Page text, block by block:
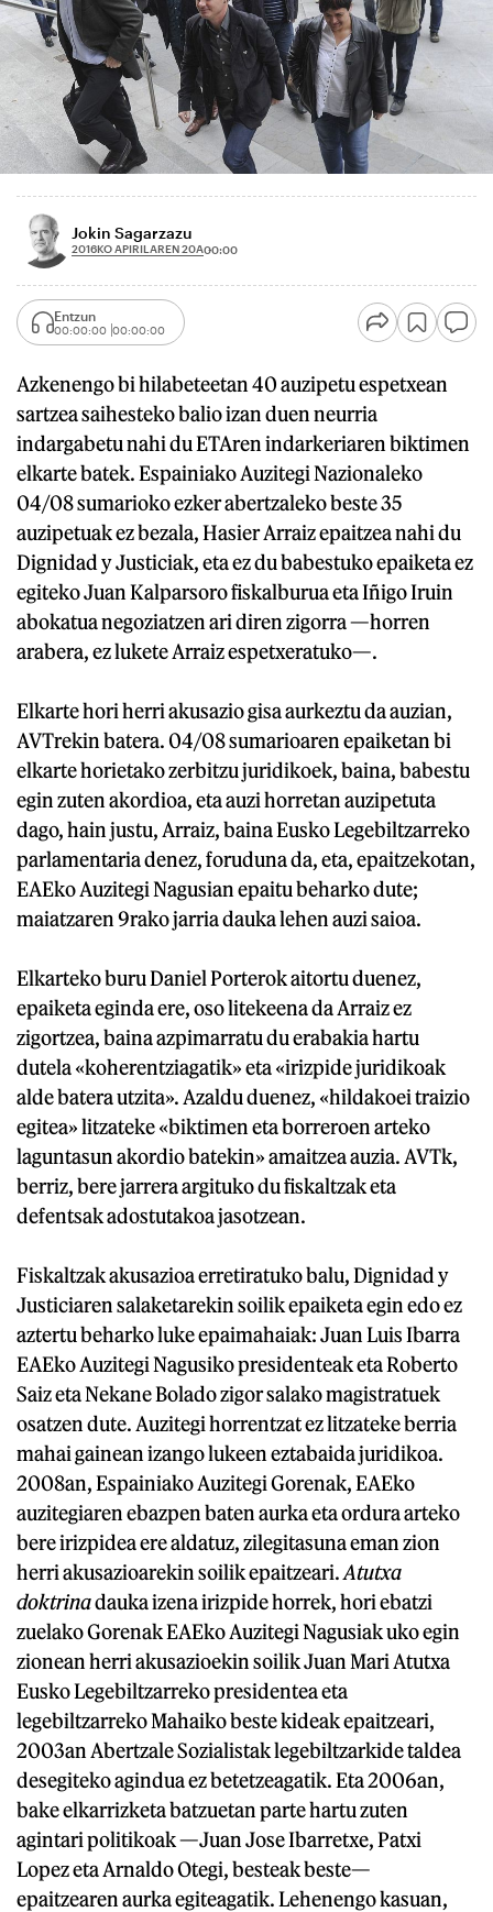
Jokin Sagarzazu
2016KO APIRILAREN 20A00:00
Entzun
00:00:00 00:00:00
Azkenengo bi hilabeteetan 40 auzipetu espetxean
sartzea saihesteko balio izan duen neurria
indargabetu nahi du ETAren indarkeriaren biktimen
elkarte batek. Espainiako Auzitegi Nazionaleko
04/08 sumarioko ezker abertzaleko beste 35
auzipetuak ez bezala, Hasier Arraiz epaitzea nahi du
Dignidad y Justiciak, eta ez du babestuko epaiketa ez
egiteko Juan Kalparsoro fiskalburua eta Iñigo Iruin
abokatua negoziatzen ari diren zigorra —horren
arabera, ez lukete Arraiz espetxeratuko—.
Elkarte hori herri akusazio gisa aurkeztu da auzian,
AVTrekin batera. 04/08 sumarioaren epaiketan bi
elkarte horietako zerbitzu juridikoek, baina, babestu
egin zuten akordioa, eta auzi horretan auzipetuta
dago, hain justu, Arraiz, baina Eusko Legebiltzarreko
parlamentaria denez, foruduna da, eta, epaitzekotan,
EAEko Auzitegi Nagusian epaitu beharko dute;
maiatzaren 9rako jarria dauka lehen auzi saioa.
Elkarteko buru Daniel Porterok aitortu duenez,
epaiketa eginda ere, oso litekeena da Arraiz ez
zigortzea, baina azpimarratu du erabakia hartu
dutela «koherentziagatik» eta «irizpide juridikoak
alde batera utzita». Azaldu duenez, «hildakoei traizio
egitea» litzateke «biktimen eta borreroen arteko
laguntasun akordio batekin» amaitzea auzia. AVTk,
berriz, bere jarrera argituko du fiskaltzak eta
defentsak adostutakoa jasotzean.
Fiskaltzak akusazioa erretiratuko balu, Dignidad y
Justiciaren salaketarekin soilik epaiketa egin edo ez
aztertu beharko luke epaimahaiak: Juan Luis Ibarra
EAEko Auzitegi Nagusiko presidenteak eta Roberto
Saiz eta Nekane Bolado zigor salako magistratuek
osatzen dute. Auzitegi horrentzat ez litzateke berria
mahai gainean izango lukeen eztabaida juridikoa.
2008an, Espainiako Auzitegi Gorenak, EAEko
auzitegiaren ebazpen baten aurka eta ordura arteko
bere irizpidea ere aldatuz, zilegitasuna eman zion
herri akusazioarekin soilik epaitzeari.Atutxa
doktrinadauka izena irizpide horrek, hori ebatzi
zuelako Gorenak EAEko Auzitegi Nagusiak uko egin
zionean herri akusazioekin soilik Juan Mari Atutxa
Eusko Legebiltzarreko presidentea eta
legebiltzarreko Mahaiko beste kideak epaitzeari,
2003an Abertzale Sozialistak legebiltzarkide taldea
desegiteko agindua ez betetzeagatik. Eta 2006an,
bake elkarrizketa batzuetan parte hartu zuten
agintari politikoak —Juan Jose Ibarretxe, Patxi
Lopez eta Arnaldo Otegi, besteak beste—
epaitzearen aurka egiteagatik. Lehenengo kasuan,